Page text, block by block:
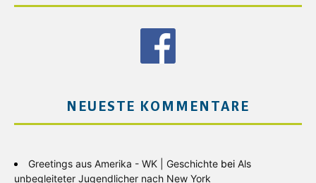
NEUESTE KOMMENTARE
Greetings aus Amerika - WK | Geschichte bei Als
unbegleiteter Jugendlicher nach New York